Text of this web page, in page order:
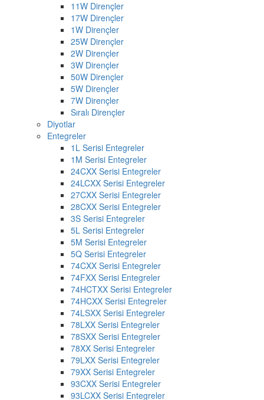
11W Dirençler
17W Dirençler
1W Dirençler
25W Dirençler
2W Dirençler
3W Dirençler
50W Dirençler
5W Dirençler
7W Dirençler
Sıralı Dirençler
Diyotlar
Entegreler
1L Serisi Entegreler
1M Serisi Entegreler
24CXX Serisi Entegreler
24LCXX Serisi Entegreler
27CXX Serisi Entegreler
28CXX Serisi Entegreler
3S Serisi Entegreler
5L Serisi Entegreler
5M Serisi Entegreler
5Q Serisi Entegreler
74CXX Serisi Entegreler
74FXX Serisi Entegreler
74HCTXX Serisi Entegreler
74HCXX Serisi Entegreler
74LSXX Serisi Entegreler
78LXX Serisi Entegreler
78SXX Serisi Entegreler
78XX Serisi Entegreler
79LXX Serisi Entegreler
79XX Serisi Entegreler
93CXX Serisi Entegreler
93LCXX Serisi Entegreler